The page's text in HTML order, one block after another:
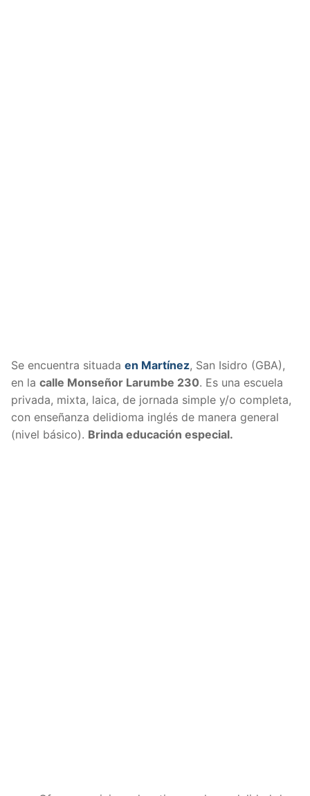
Se encuentra situada en Martínez, San Isidro (GBA),
en la calle Monseñor Larumbe 230. Es una escuela
privada, mixta, laica, de jornada simple y/o completa,
con enseñanza delidioma inglés de manera general
(nivel básico). Brinda educación especial.